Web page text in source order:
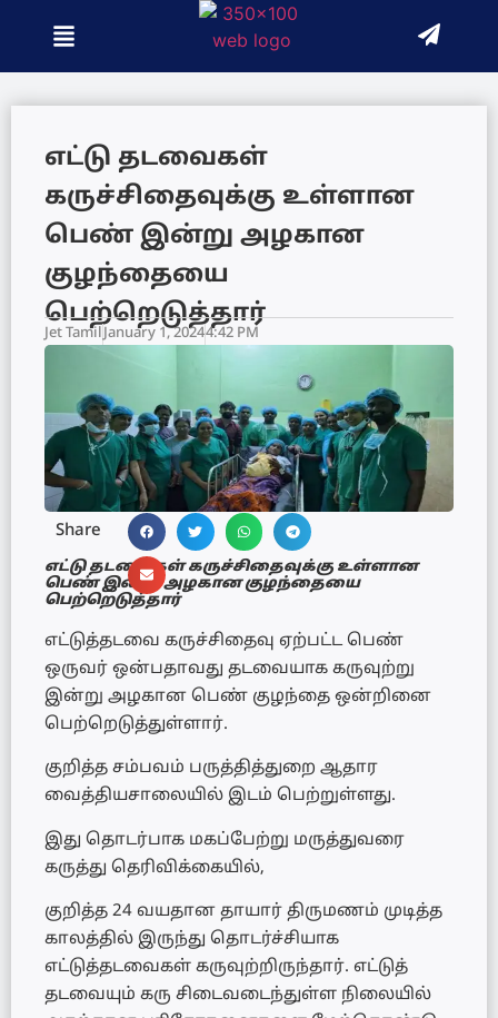
எட்டு தடவைகள்
கருச்சிதைவுக்கு உள்ளான
பெண் இன்று அழகான
குழந்தையை
பெற்றெடுத்தார்
Jet Tamil January 1, 20244:42 PM
Share
எட்டு தடவைகள் கருச்சிதைவுக்கு உள்ளான
பெண் இன்று அழகான குழந்தையை
பெற்றெடுத்தார்
எட்டுத்தடவை கருச்சிதைவு ஏற்பட்ட பெண்
ஒருவர் ஒன்பதாவது தடவையாக கருவுற்று
இன்று அழகான பெண் குழந்தை ஒன்றினை
பெற்றெடுத்துள்ளார்.
குறித்த சம்பவம் பருத்தித்துறை ஆதார
வைத்தியசாலையில் இடம் பெற்றுள்ளது.
இது தொடர்பாக மகப்பேற்று மருத்துவரை
கருத்து தெரிவிக்கையில்,
குறித்த 24 வயதான தாயார் திருமணம் முடித்த
காலத்தில் இருந்து தொடர்ச்சியாக
எட்டுத்தடவைகள் கருவுற்றிருந்தார். எட்டுத்
தடவையும் கரு சிடைவடைந்துள்ள நிலையில்